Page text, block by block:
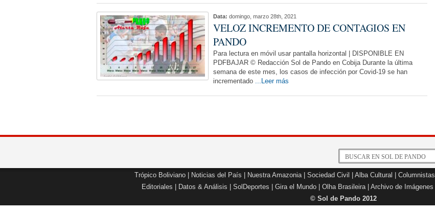
Data: domingo, marzo 28th, 2021
VELOZ INCREMENTO DE CONTAGIOS EN
PANDO
Para lectura en móvil usar pantalla horizontal | DISPONIBLE EN
PDFBAJAR © Redacción Sol de Pando en Cobija Durante la última
semana de este mes, los casos de infección por Covid-19 se han
incrementado ...Leer más
Trópico Boliviano Noticias del País Nuestra Amazonia| Sociedad Civil Alba Cultural Columnistas
Editoriales
Datos & Análisis SolDeportes Gira el Mundo Olha Brasileira| Archivo de Imágenes
© Sol de Pando 2012